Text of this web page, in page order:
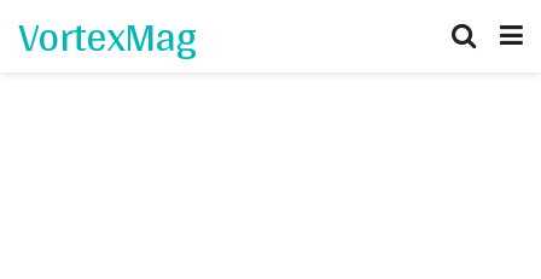
VortexMag